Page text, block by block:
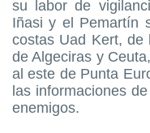
su labor de
Iñasi y el Pemartín
costas Uad Kert, de
de Algeciras y
al este de Punta
las informaciones
enemigos.